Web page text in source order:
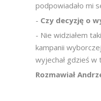
podpowiadało mi
- Czy decyzję o
- Nie widziałem
kampanii
wyjechał gdzieś w
Rozmawiał